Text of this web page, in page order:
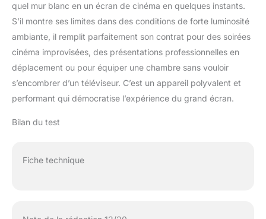
quel mur blanc en un écran de cinéma en quelques instants.
S’il montre ses limites dans des conditions de forte luminosité
ambiante, il remplit parfaitement son contrat pour des soirées
cinéma improvisées, des présentations professionnelles en
déplacement ou pour équiper une chambre sans vouloir
s’encombrer d’un téléviseur. C’est un appareil polyvalent et
performant qui démocratise l’expérience du grand écran.
Bilan du test
Fiche technique